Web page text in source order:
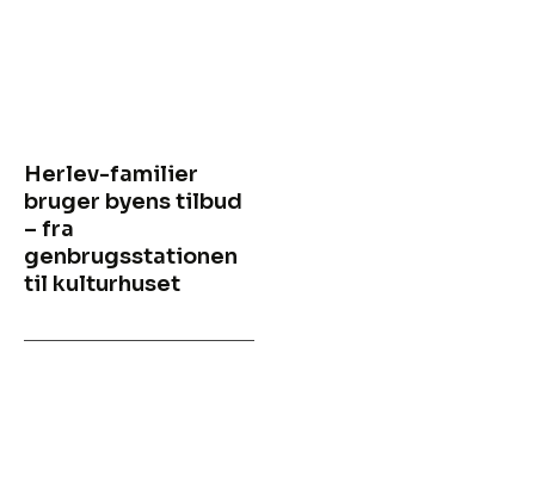
Herlev-familier
bruger byens tilbud
– fra
genbrugsstationen
til kulturhuset